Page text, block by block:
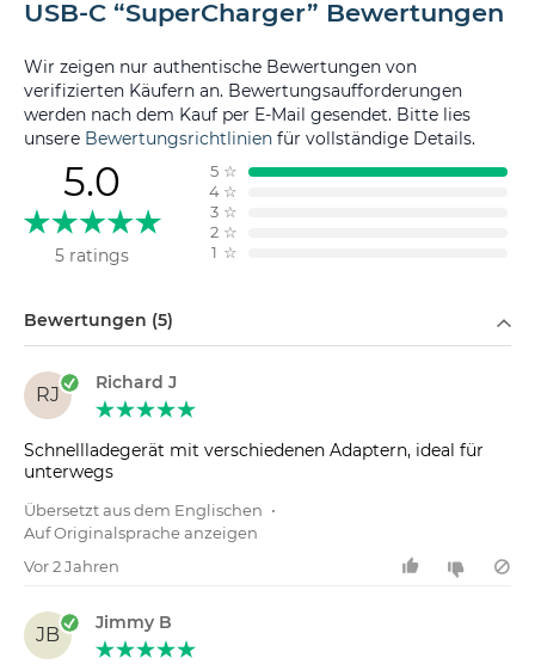
USB-C “SuperCharger” Bewertungen
Wir zeigen nur authentische Bewertungen von
verifizierten Käufern an. Bewertungsaufforderungen
werden nach dem Kauf per E-Mail gesendet. Bitte lies
unsere Bewertungsrichtlinien für vollständige Details.
5.0
5 ratings
5 ☆
4 ☆
3 ☆
2 ☆
1 ☆
Bewertungen (5)
RJ
Richard J
Schnellladegerät mit verschiedenen Adaptern, ideal für
unterwegs
Übersetzt aus dem Englischen •
Auf Originalsprache anzeigen
Vor 2 Jahren
JB
Jimmy B